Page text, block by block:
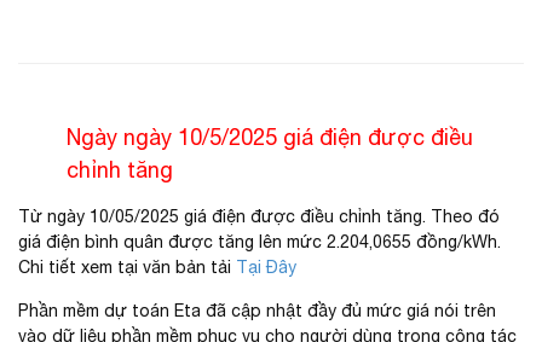
Ngày ngày 10/5/2025 giá điện được điều
chỉnh tăng
Từ ngày 10/05/2025 giá điện được điều chỉnh tăng. Theo đó
giá điện bình quân được tăng lên mức 2.204,0655 đồng/kWh.
Chi tiết xem tại văn bản tải Tại Đây
Phần mềm dự toán Eta đã cập nhật đầy đủ mức giá nói trên
vào dữ liệu phần mềm phục vụ cho người dùng trong công tác